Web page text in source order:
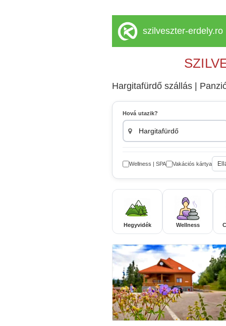
szilveszter-erdely.ro
Hargitafürdő szállás |
Hová utazik?
Wellness | SPA Vakációs kártya
Hegyvidék Wellness